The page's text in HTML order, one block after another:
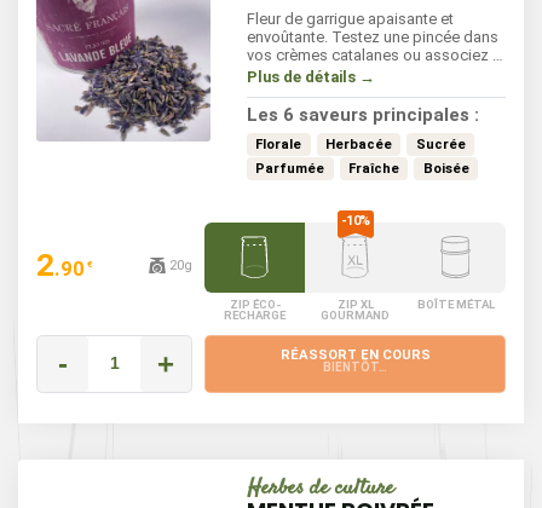
Fleur de garrigue apaisante et
envoûtante. Testez une pincée dans
vos crèmes catalanes ou associez la
aux mélanges d'herbes aromatiques.
relaxantes et apaisantes.
Plus de détails →
Les 6 saveurs principales :
Florale Herbacée
Sucrée
Parfumée
Fraîche Boisée
2.90 € 20g
ZIP ÉCO-
RECHARGE
ZIP XL
GOURMAND
BOÎTE MÉTAL
- + RÉASSORT EN COURS
BIENTÔT…
Herbes de culture